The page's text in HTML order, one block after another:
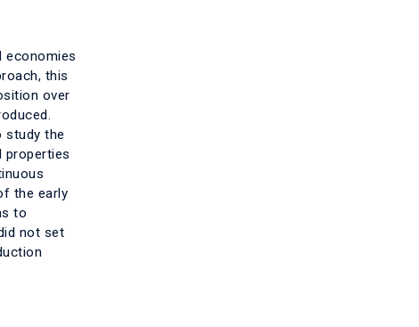
economies
this
over
study the
properties
the early
to
not set